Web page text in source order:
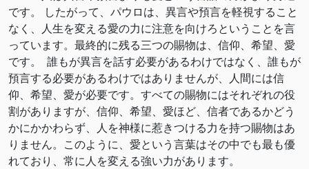
です。 したがって、パウロは、異言や預言を軽視すること
なく、人生を変える愛の力に注意を向けろということを言
っています。最終的に残る三つの賜物は、信仰、希望、愛
です。 誰もが異言を話す必要があるわけではなく、誰もが
預言する必要があるわけではありませんが、人間には信
仰、希望、愛が必要です。すべての賜物にはそれぞれの役
割がありますが、信仰、希望、愛ほど、信者であるかどう
かにかかわらず、人を神様に惹きつける力を持つ賜物はあ
りません。このように、愛という言葉はその中でも最も優
れており、常に人を変える強い力があります。